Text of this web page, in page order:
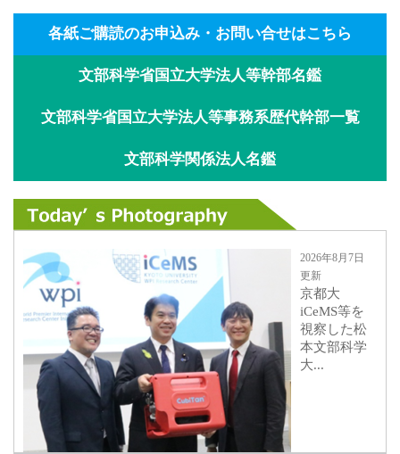
各紙ご購読のお申込み・お問い合せはこちら
文部科学省国立大学法人等幹部名鑑
文部科学省国立大学法人等事務系歴代幹部一覧
文部科学関係法人名鑑
2026年8月7日
更新
京都大
iCeMS等を
視察した松
本文部科学
大...